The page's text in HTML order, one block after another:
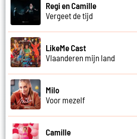
Regi en Camille
Vergeet de tijd
LikeMe Cast
Vlaanderen mijn land
Milo
Voor mezelf
Camille